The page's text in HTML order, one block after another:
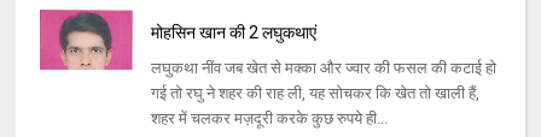
मोहसिन खान की 2 लघुकथाएं
लघुकथा नींव जब खेत से मक्का और ज्वार की फसल की कटाई हो
गई तो रघु ने शहर की राह ली, यह सोचकर कि खेत तो खाली हैं,
शहर में चलकर मज़दूरी करके कुछ रुपये ही...